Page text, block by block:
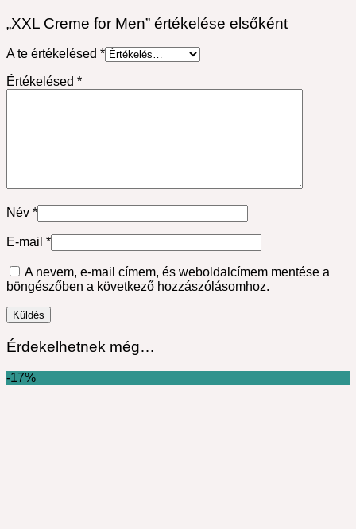
„XXL Creme for Men” értékelése elsőként
A te értékelésed *
Értékelésed *
Név *
E-mail *
A nevem, e-mail címem, és weboldalcímem mentése a
böngészőben a következő hozzászólásomhoz.
Érdekelhetnek még…
-17%